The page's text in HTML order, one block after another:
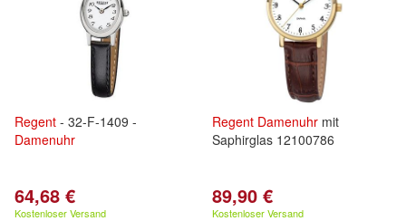
Regent - 32-F-1409 -
Damenuhr
64,68 €
Kostenloser Versand
Regent Damenuhr mit
Saphirglas 12100786
89,90 €
Kostenloser Versand